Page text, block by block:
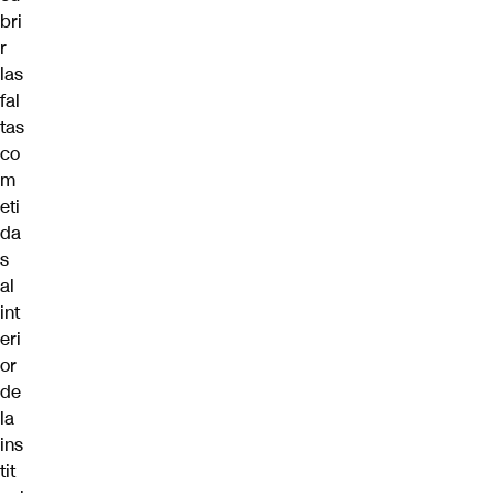
bri
r
las
fal
tas
co
m
eti
da
s
al
int
eri
or
de
la
ins
tit